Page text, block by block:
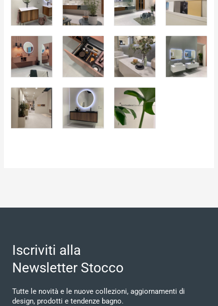
Iscriviti alla
Newsletter Stocco
Tutte le novità e le nuove collezioni, aggiornamenti di
design, prodotti e tendenze bagno.